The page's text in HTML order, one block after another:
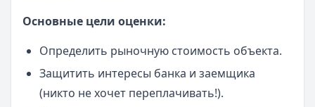
Основные цели оценки:
Определить рыночную стоимость объекта.
Защитить интересы банка и заемщика
(никто не хочет переплачивать!).